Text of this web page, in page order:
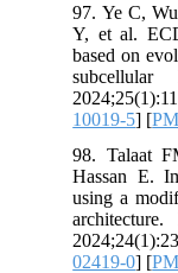
97. Ye C,
Y, et al.
based on
10019-5] [
98. Talaat
Hassan E.
using a
02419-0] [